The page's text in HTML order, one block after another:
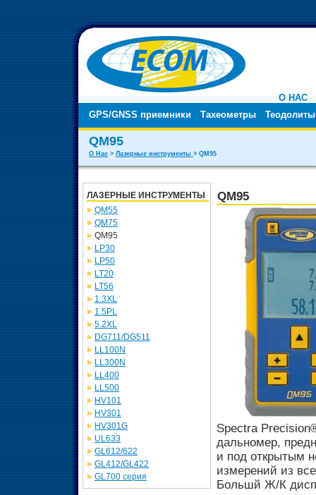
О НАС
GPS/GNSS приемники
Тахеометры Теодолиты
QM95
О Нас > Лазерные инструменты > QM95
ЛАЗЕРНЫЕ ИНСТРУМЕНТЫ
QM55
QM75
QM95
LP30
LP50
LT20
LT56
1.3XL
1.5PL
5.2XL
DG711/DG511
LL100N
LL300N
LL400
LL500
HV101
HV301
HV301G
UL633
GL612/622
GL412/GL422
GL700 серия
QM95
Spectra
дальномер,
и под открытым
измерений из
Большй Ж/К